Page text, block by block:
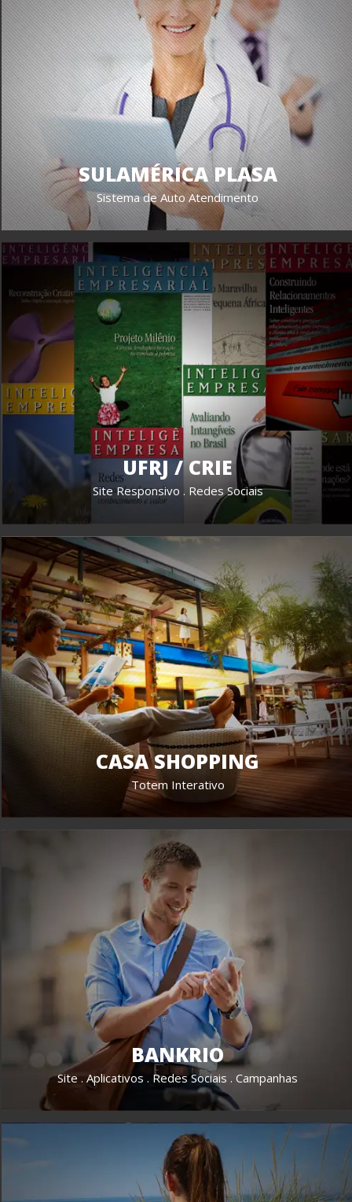
SULAMÉRICA PLASA
Sistema de Auto Atendimento
UFRJ / CRIE
Site Responsivo . Redes Sociais
CASA SHOPPING
Totem Interativo
BANKRIO
Site . Aplicativos . Redes Sociais . Campanhas